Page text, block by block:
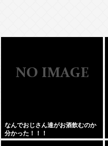
なんでおじさん達がお酒飲むのか
分かった！！！